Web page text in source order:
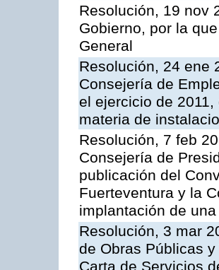
Resolución, 19 nov
Gobierno, por la
General
Resolución, 24 ene
Consejería de
el ejercicio de
materia de
Resolución, 7 feb
Consejería de
publicación del
Fuerteventura y la
implantación de
Resolución, 3 mar
de Obras Públicas